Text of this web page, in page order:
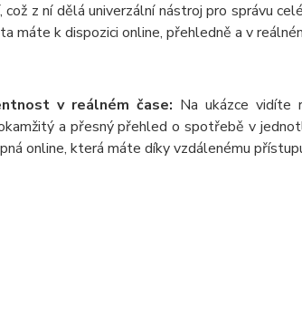
což z ní dělá univerzální nástroj pro správu
máte k dispozici online, přehledně a v
v reálném čase: Na ukázce vidíte
a přesný přehled o spotřebě v
online, která máte díky vzdálenému